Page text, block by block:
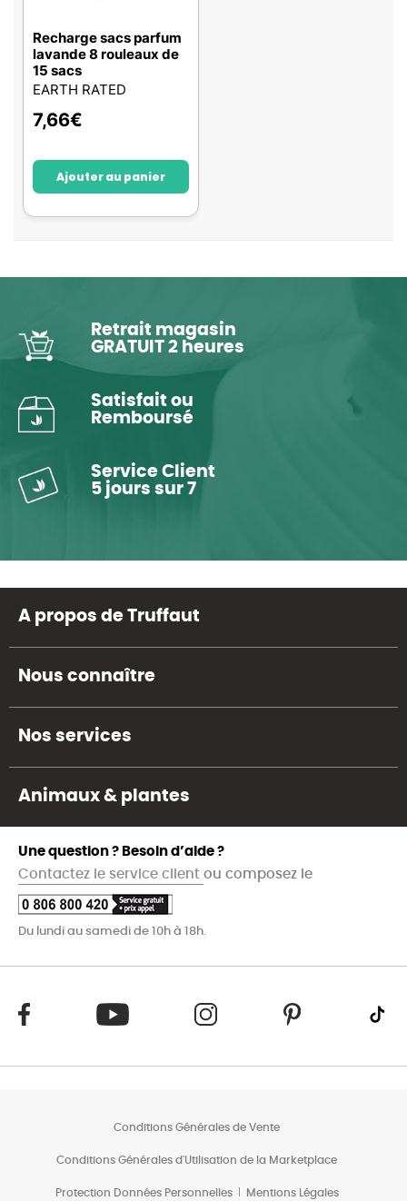
Recharge sacs parfum
lavande 8 rouleaux de
15 sacs
EARTH RATED
7,66€
Ajouter au panier
Retrait magasin
GRATUIT 2 heures
Satisfait ou
Remboursé
Service Client
5 jours sur 7
A propos de Truffaut
Nous connaître
Nos services
Animaux & plantes
Une question ? Besoin d’aide ?
Contactez le service client ou composez le
Du lundi au samedi de 10h à 18h.
Conditions Générales de Vente
Conditions Générales d'Utilisation de la Marketplace
Protection Données Personnelles Mentions Légales